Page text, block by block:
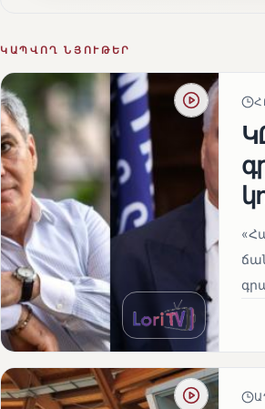
ԿԱՊՎՈՂ ՆՅՈՒԹԵՐ